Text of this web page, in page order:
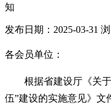
知
发布日期：2025-03-31
各会员单位：
根据省建设厅《关
伍”建设的实施意见》文